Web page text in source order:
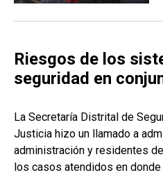
Riesgos de los
seguridad en
La Secretaría Distrital de
Justicia hizo un llamado a
administración y residentes
los casos atendidos en